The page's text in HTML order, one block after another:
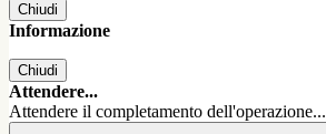
Chiudi
Informazione
Chiudi
Attendere...
Attendere il completamento dell'operazione...